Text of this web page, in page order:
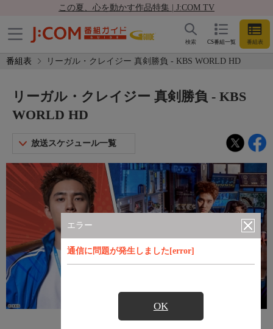
この夏、心を動かす作品特集 | J:COM TV
CS番組一覧 番組表
検索
番組表 リーガル・クレイジー 真剣勝負 - KBS WORLD HD
エラー
通信に問題が発生しました[error]
OK
リーガル・クレイジー 真剣勝負 - KBS
WORLD HD
放送スケジュール一覧